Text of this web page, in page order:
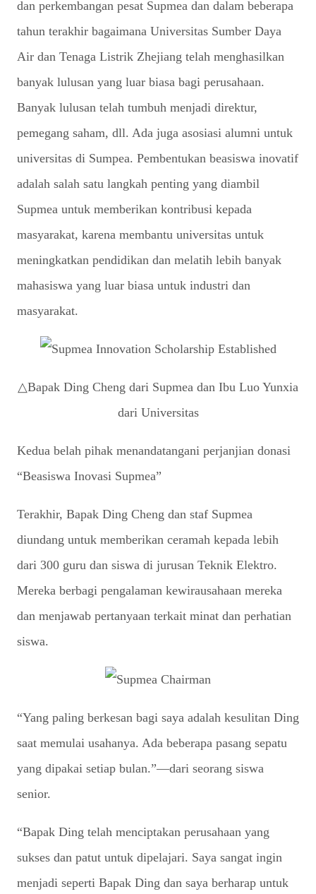
dan perkembangan pesat Supmea dan dalam beberapa
tahun terakhir bagaimana Universitas Sumber Daya
Air dan Tenaga Listrik Zhejiang telah menghasilkan
banyak lulusan yang luar biasa bagi perusahaan.
Banyak lulusan telah tumbuh menjadi direktur,
pemegang saham, dll. Ada juga asosiasi alumni untuk
universitas di Sumpea. Pembentukan beasiswa inovatif
adalah salah satu langkah penting yang diambil
Supmea untuk memberikan kontribusi kepada
masyarakat, karena membantu universitas untuk
meningkatkan pendidikan dan melatih lebih banyak
mahasiswa yang luar biasa untuk industri dan
masyarakat.
△Bapak Ding Cheng dari Supmea dan Ibu Luo Yunxia
dari Universitas
Kedua belah pihak menandatangani perjanjian donasi
“Beasiswa Inovasi Supmea”
Terakhir, Bapak Ding Cheng dan staf Supmea
diundang untuk memberikan ceramah kepada lebih
dari 300 guru dan siswa di jurusan Teknik Elektro.
Mereka berbagi pengalaman kewirausahaan mereka
dan menjawab pertanyaan terkait minat dan perhatian
siswa.
“Yang paling berkesan bagi saya adalah kesulitan Ding
saat memulai usahanya. Ada beberapa pasang sepatu
yang dipakai setiap bulan.”—dari seorang siswa
senior.
“Bapak Ding telah menciptakan perusahaan yang
sukses dan patut untuk dipelajari. Saya sangat ingin
menjadi seperti Bapak Ding dan saya berharap untuk